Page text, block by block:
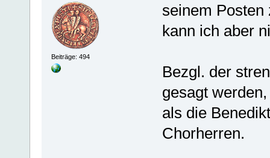
Beiträge: 494
seinem Posten
kann ich aber
Bezgl. der
gesagt
als die
Chorherren.